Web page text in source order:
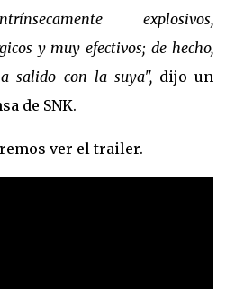
explosivos,
y muy efectivos; de hecho,
salido con la suya",dijo un
de SNK.
ver el trailer.